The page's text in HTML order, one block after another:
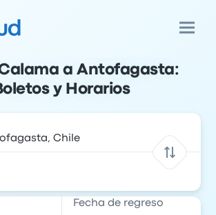
Calama a Antofagasta:
y Horarios
Fecha de regreso